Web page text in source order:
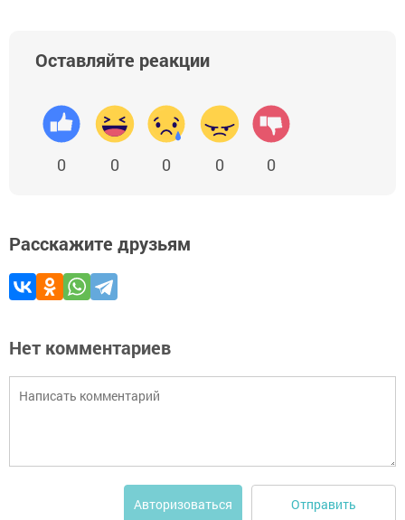
Оставляйте реакции
0 0 0 0 0
Расскажите друзьям
Нет комментариев
Авторизоваться Отправить